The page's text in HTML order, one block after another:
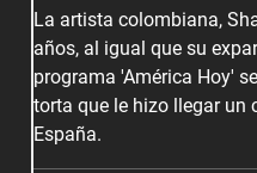
La artista colombiana,
años, al igual que su
programa 'América Hoy'
torta que le hizo llegar un
España.